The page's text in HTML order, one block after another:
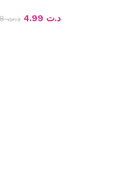
د.ت7.98 د.ت